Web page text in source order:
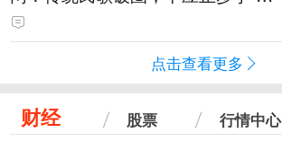
头”
点击查看更多
财经 股票 行情中心